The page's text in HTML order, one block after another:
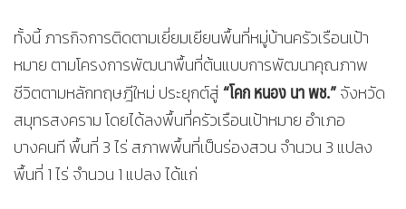
ทั้งนี้ ภารกิจการติดตามเยี่ยมเยียนพื้นที่หมู่บ้านครัวเรือนเป้า
หมาย ตามโครงการพัฒนาพื้นที่ต้นแบบการพัฒนาคุณภาพ
ชีวิตตามหลักทฤษฎีใหม่ ประยุกต์สู่“โคก หนอง นา พช.”จังหวัด
สมุทรสงคราม โดยได้ลงพื้นที่ครัวเรือนเป้าหมาย อำเภอ
บางคนที พื้นที่ 3 ไร่ สภาพพื้นที่เป็นร่องสวน จำนวน 3 แปลง
พื้นที่ 1 ไร่ จำนวน 1 แปลง ได้แก่